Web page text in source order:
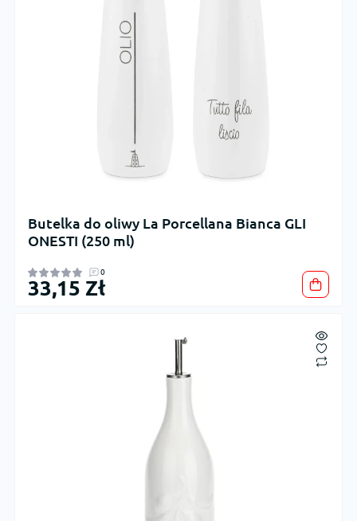
Butelka do oliwy La Porcellana Bianca GLI
ONESTI (250 ml)
0
33,15 Zł